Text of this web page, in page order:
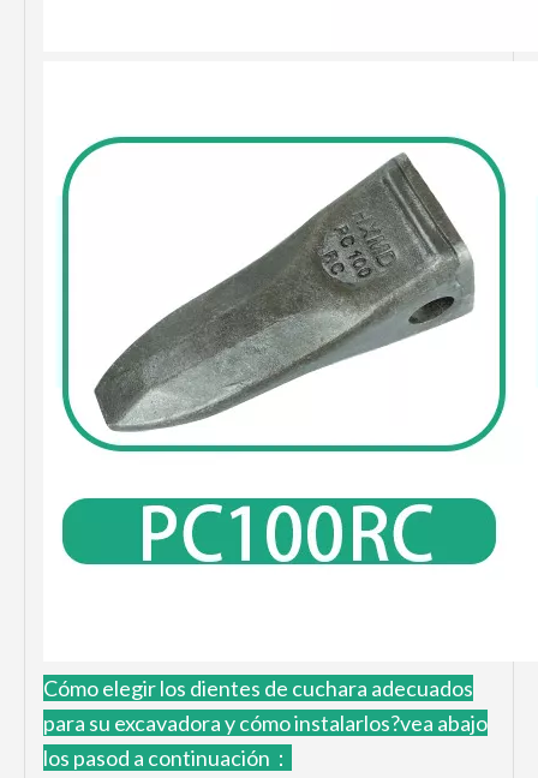
Cómo elegir los dientes de cuchara adecuados
para su excavadora y cómo instalarlos?vea abajo
los pasod a continuación：